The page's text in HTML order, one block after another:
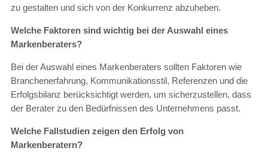
zu gestalten und sich von der Konkurrenz abzuheben.
Welche Faktoren sind wichtig bei der Auswahl eines
Markenberaters?
Bei der Auswahl eines Markenberaters sollten Faktoren wie
Branchenerfahrung, Kommunikationsstil, Referenzen und die
Erfolgsbilanz berücksichtigt werden, um sicherzustellen, dass
der Berater zu den Bedürfnissen des Unternehmens passt.
Welche Fallstudien zeigen den Erfolg von
Markenberatern?